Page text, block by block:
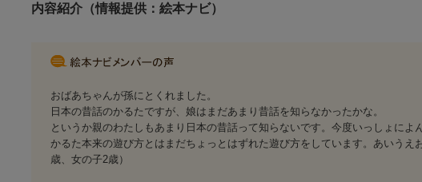
内容紹介（情報提供：絵本ナビ）
おばあちゃんが孫にとくれました。
日本の昔話のかるたですが、娘はまだあまり昔話を知らなかったかな。
というか親のわたしもあまり日本の昔話って知らないです。今度いっしょによ
かるた本来の遊び方とはまだちょっとはずれた遊び方をしています。あい
歳、女の子2歳）